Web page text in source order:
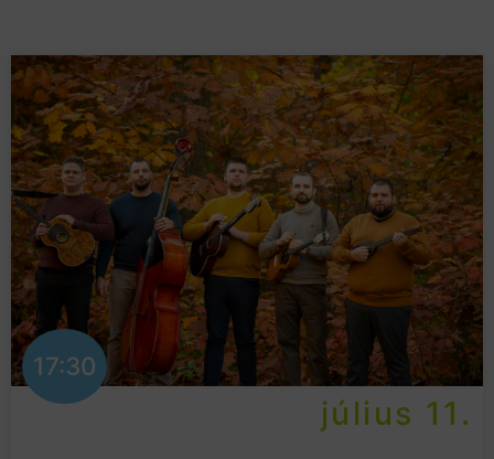
17:30
július 11.